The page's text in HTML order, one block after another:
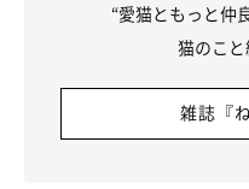
“愛猫ともっと仲
猫のこと
雑誌『